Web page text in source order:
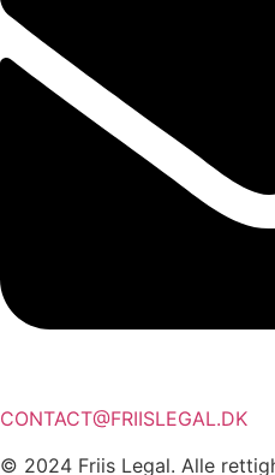
CONTACT@FRIISLEGAL.DK
© 2024 Friis Legal. Alle